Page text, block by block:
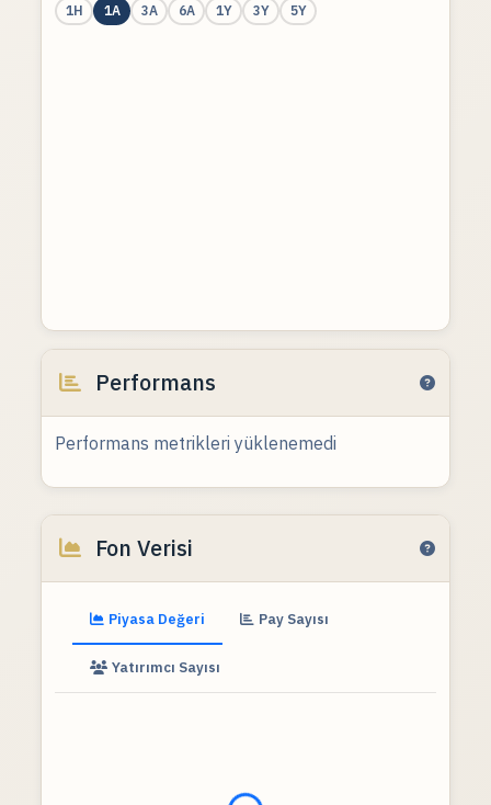
1H 1A 3A 6A 1Y 3Y 5Y
Performans
Performans metrikleri yüklenemedi
Fon Verisi
Piyasa Değeri Pay Sayısı
Yatırımcı Sayısı